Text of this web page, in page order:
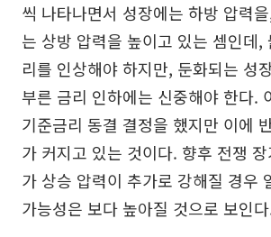
씩 나타나면서 성장에는 하방 압력
는 상방 압력을 높이고 있는 셈인데,
리를 인상해야 하지만, 둔화되는 성
부른 금리 인하에는 신중해야 한다.
기준금리 동결 결정을 했지만 이에
가 커지고 있는 것이다. 향후 전쟁
가 상승 압력이 추가로 강해질 경우
가능성은 보다 높아질 것으로 보인